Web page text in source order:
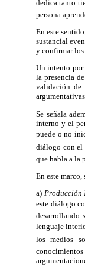
dedica tanto
persona
En este
sustancial
y confirmar
Un intento por
la presencia
validación de
Se señala
interno y el
puede o no
diálogo con el
que habla a la
En este
a)
este diálogo
desarrollando
lenguaje
los medios